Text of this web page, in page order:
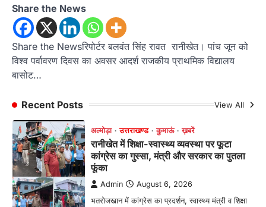
Share the News
Share the Newsरिपोर्टर बलवंत सिंह रावत रानीखेत। पांच जून को
विश्व पर्वावरण दिवस का अवसर आदर्श राजकीय प्राथमिक विद्यालय
बासोट…
Recent Posts View All
अल्मोड़ा उत्तराखण्ड
मानिला देवी मंदिर में श्रीमद्भागवत कथा के चतुर्थ
दिवस धूमधाम से मनाया गया श्रीकृष्ण जन्मोत्सव,
राज्य मंत्री कैलाश पंत ने किया कथा श्रवण
अल्मोड़ा उत्तराखण्ड कुमाऊं ख़बरें
रानीखेत में शिक्षा-स्वास्थ्य व्यवस्था पर फूटा
कांग्रेस का गुस्सा, मंत्री और सरकार का पुतला
फूंका
Admin August 6, 2026
भतरोजखान में कांग्रेस का प्रदर्शन, स्वास्थ्य मंत्री व शिक्षा